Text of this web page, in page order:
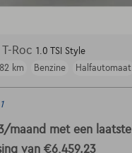
Roc 1.0 TSI Style
km Benzine Halfautomaat
1
/maand met een laatste
van €6.459,23